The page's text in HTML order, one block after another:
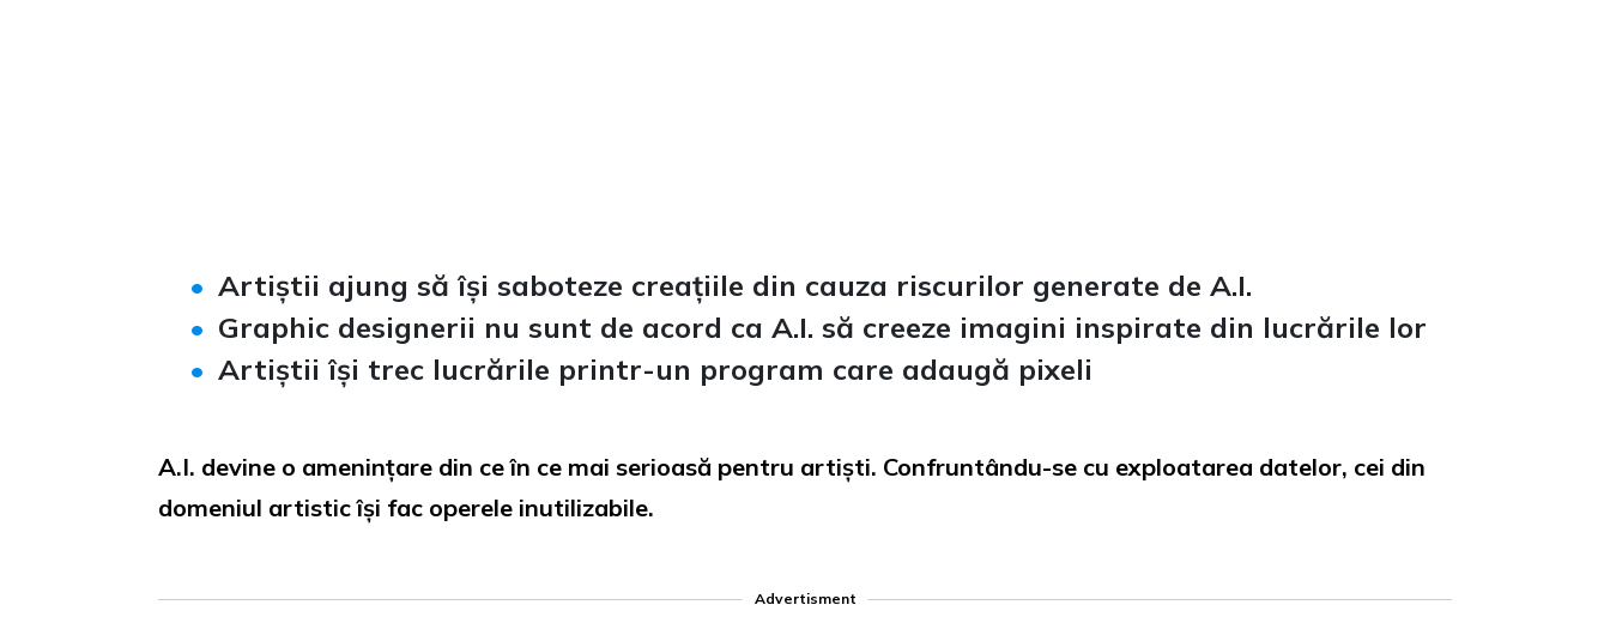
Artiștii ajung să își saboteze creațiile din cauza riscurilor generate de A.I.
Graphic designerii nu sunt de acord ca A.I. să creeze imagini inspirate din lucrările lor
Artiștii își trec lucrările printr-un program care adaugă pixeli
A.I. devine o amenințare din ce în ce mai serioasă pentru artiști. Confruntându-se cu exploatarea datelor, cei din
domeniul artistic își fac operele inutilizabile.
Advertisment